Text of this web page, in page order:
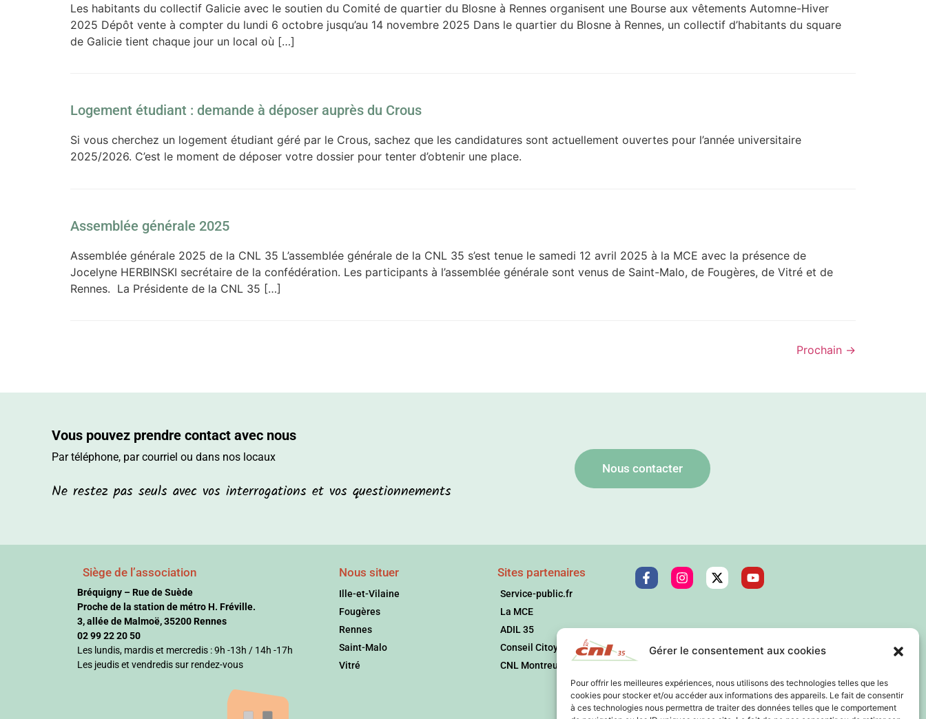
Gérer le consentement aux cookies
Pour offrir les meilleures expériences, nous utilisons des technologies telles que les
cookies pour stocker et/ou accéder aux informations des appareils. Le fait de consentir
à ces technologies nous permettra de traiter des données telles que le comportement
Les habitants du collectif Galicie avec le soutien du Comité de quartier du Blosne à Rennes organisent une Bourse aux vêtements Automne-Hiver
2025 Dépôt vente à compter du lundi 6 octobre jusqu’au 14 novembre 2025 Dans le quartier du Blosne à Rennes, un collectif d’habitants du square
de Galicie tient chaque jour un local où […]
Logement étudiant : demande à déposer auprès du Crous
Si vous cherchez un logement étudiant géré par le Crous, sachez que les candidatures sont actuellement ouvertes pour l’année universitaire
2025/2026. C’est le moment de déposer votre dossier pour tenter d’obtenir une place.
Assemblée générale 2025
Assemblée générale 2025 de la CNL 35 L’assemblée générale de la CNL 35 s’est tenue le samedi 12 avril 2025 à la MCE avec la présence de
Jocelyne HERBINSKI secrétaire de la confédération. Les participants à l’assemblée générale sont venus de Saint-Malo, de Fougères, de Vitré et de
Rennes. La Présidente de la CNL 35 […]
Prochain →
Vous pouvez prendre contact avec nous
Par téléphone, par courriel ou dans nos locaux
Ne restez pas seuls avec vos interrogations et vos questionnements
Nous contacter
Siège de l’association
Bréquigny – Rue de Suède
Proche de la station de métro H. Fréville.
3, allée de Malmoë, 35200 Rennes
02 99 22 20 50
Les lundis, mardis et mercredis : 9h -13h / 14h -17h
Les jeudis et vendredis sur rendez-vous
Nous situer
Ille-et-Vilaine
Fougères
Rennes
Saint-Malo
Vitré
Sites partenaires
Service-public.fr
La MCE
ADIL 35
Conseil Citoyen
CNL Montreuil